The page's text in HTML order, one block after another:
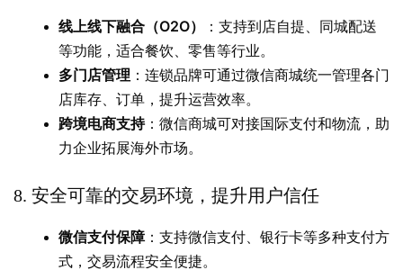
线上线下融合（O2O）
：支持到店自提、同城配送
等功能，适合餐饮、零售等行业。
多门店管理 ：连锁品牌可通过微信商城统一管理各门
店库存、订单，提升运营效率。
跨境电商支持：微信商城可对接国际支付和物流，助
力企业拓展海外市场。
8. 安全可靠的交易环境，提升用户信任
微信支付保障：支持微信支付、银行卡等多种支付方
式，交易流程安全便捷。